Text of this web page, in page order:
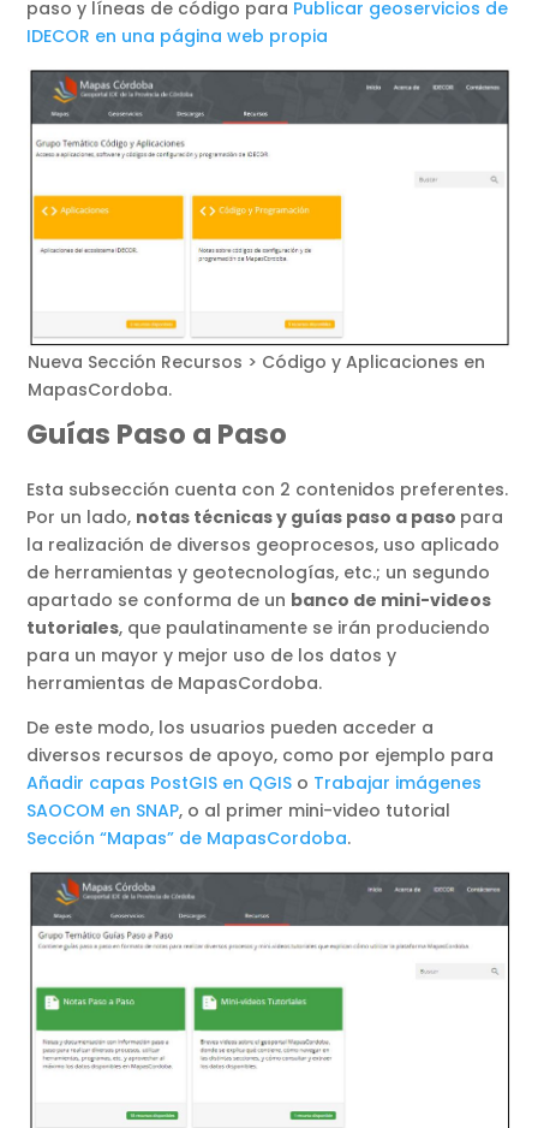
paso y líneas de código para Publicar geoservicios de
IDECOR en una página web propia
Nueva Sección Recursos > Código y Aplicaciones en
MapasCordoba.
Guías Paso a Paso
Esta subsección cuenta con 2 contenidos preferentes.
Por un lado, notas técnicas y guías paso a paso para
la realización de diversos geoprocesos, uso aplicado
de herramientas y geotecnologías, etc.; un segundo
apartado se conforma de un banco de mini-videos
tutoriales, que paulatinamente se irán produciendo
para un mayor y mejor uso de los datos y
herramientas de MapasCordoba.
De este modo, los usuarios pueden acceder a
diversos recursos de apoyo, como por ejemplo para
Añadir capas PostGIS en QGIS o Trabajar imágenes
SAOCOM en SNAP, o al primer mini-video tutorial
Sección “Mapas” de MapasCordoba.